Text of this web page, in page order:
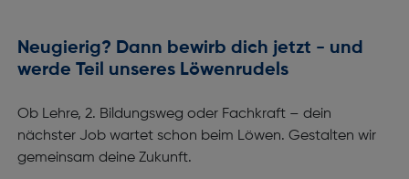
Neugierig? Dann bewirb dich jetzt - und
werde Teil unseres Löwenrudels
Ob Lehre, 2. Bildungsweg oder Fachkraft – dein
nächster Job wartet schon beim Löwen. Gestalten wir
gemeinsam deine Zukunft.